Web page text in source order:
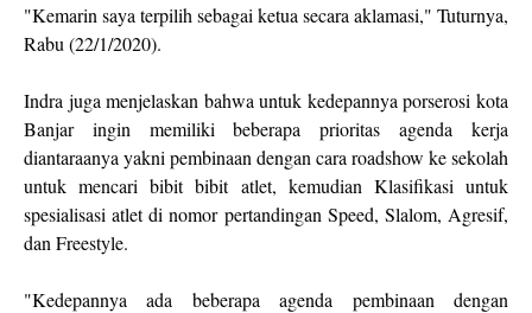
"Kemarin saya terpilih sebagai ketua secara aklamasi," Tuturnya,
Rabu (22/1/2020).
Indra juga menjelaskan bahwa untuk kedepannya porserosi kota
Banjar ingin memiliki beberapa prioritas agenda kerja
diantaraanya yakni pembinaan dengan cara roadshow ke sekolah
untuk mencari bibit bibit atlet, kemudian Klasifikasi untuk
spesialisasi atlet di nomor pertandingan Speed, Slalom, Agresif,
dan Freestyle.
"Kedepannya ada beberapa agenda pembinaan dengan